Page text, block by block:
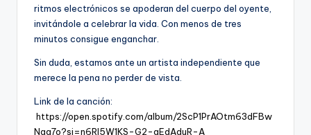
ritmos electrónicos se apoderan del cuerpo del oyente,
invitándole a celebrar la vida. Con menos de tres
minutos consigue enganchar.
Sin duda, estamos ante un artista independiente que
merece la pena no perder de vista.
Link de la canción:
https://open.spotify.com/album/2ScP1PrAOtm63dFBw
Nag7o?si=n6Rl5W1KS-G2-qEdAduR-A